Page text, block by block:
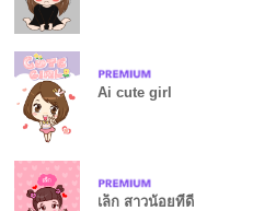
Ai cute girl
เล็ก สาวน้อยที่ดี